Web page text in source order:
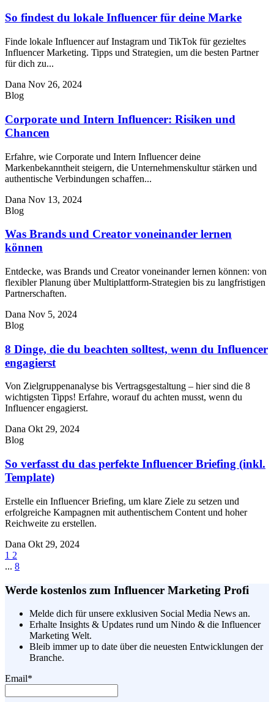
So findest du lokale Influencer für deine Marke
Finde lokale Influencer auf Instagram und TikTok für gezieltes
Influencer Marketing. Tipps und Strategien, um die besten Partner
für dich zu...
Dana Nov 26, 2024
Blog
Corporate und Intern Influencer: Risiken und
Chancen
Erfahre, wie Corporate und Intern Influencer deine
Markenbekanntheit steigern, die Unternehmenskultur stärken und
authentische Verbindungen schaffen...
Dana Nov 13, 2024
Blog
Was Brands und Creator voneinander lernen
können
Entdecke, was Brands und Creator voneinander lernen können: von
flexibler Planung über Multiplattform-Strategien bis zu langfristigen
Partnerschaften.
Dana Nov 5, 2024
Blog
8 Dinge, die du beachten solltest, wenn du Influencer
engagierst
Von Zielgruppenanalyse bis Vertragsgestaltung – hier sind die 8
wichtigsten Tipps! Erfahre, worauf du achten musst, wenn du
Influencer engagierst.
Dana Okt 29, 2024
Blog
So verfasst du das perfekte Influencer Briefing (inkl.
Template)
Erstelle ein Influencer Briefing, um klare Ziele zu setzen und
erfolgreiche Kampagnen mit authentischem Content und hoher
Reichweite zu erstellen.
Dana Okt 29, 2024
1 2
... 8
Werde kostenlos zum Influencer Marketing Profi
Melde dich für unsere exklusiven Social Media News an.
Erhalte Insights & Updates rund um Nindo & die Influencer
Marketing Welt.
Bleib immer up to date über die neuesten Entwicklungen der
Branche.
Email*